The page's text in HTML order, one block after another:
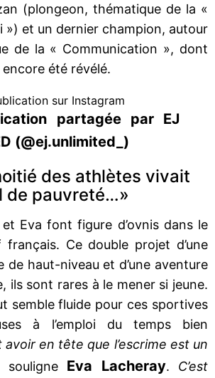
(plongeon, thématique de la «
») et un dernier champion, autour
de la « Communication », dont
encore été révélé.
sur Instagram
partagée par EJ
(@ej.unlimited_)
des athlètes vivait
de pauvreté…»
Eva font figure d’ovnis dans le
Ce double projet d’une
de haut-niveau et d’une aventure
ils sont rares à le mener si jeune.
semble fluide pour ces sportives
à l’emploi du temps bien
avoir en tête que l’escrime est un
souligne Eva Lacheray. C’est